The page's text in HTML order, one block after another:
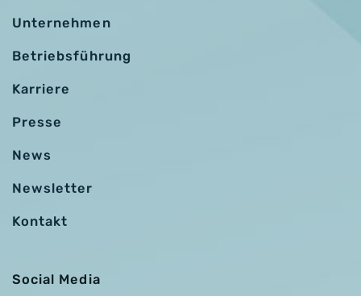
Unternehmen
Betriebsführung
Karriere
Presse
News
Newsletter
Kontakt
Social Media